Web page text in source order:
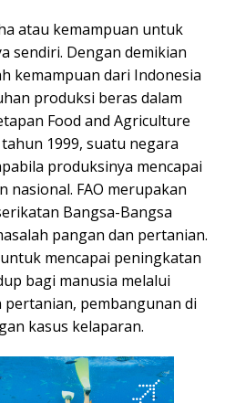
atau kemampuan untuk
sendiri. Dengan demikian
kemampuan dari Indonesia
produksi beras dalam
Food and Agriculture
1999, suatu negara
produksinya mencapai
nasional. FAO merupakan
Bangsa-Bangsa
pangan dan pertanian.
mencapai peningkatan
bagi manusia melalui
pembangunan di
kasus kelaparan.